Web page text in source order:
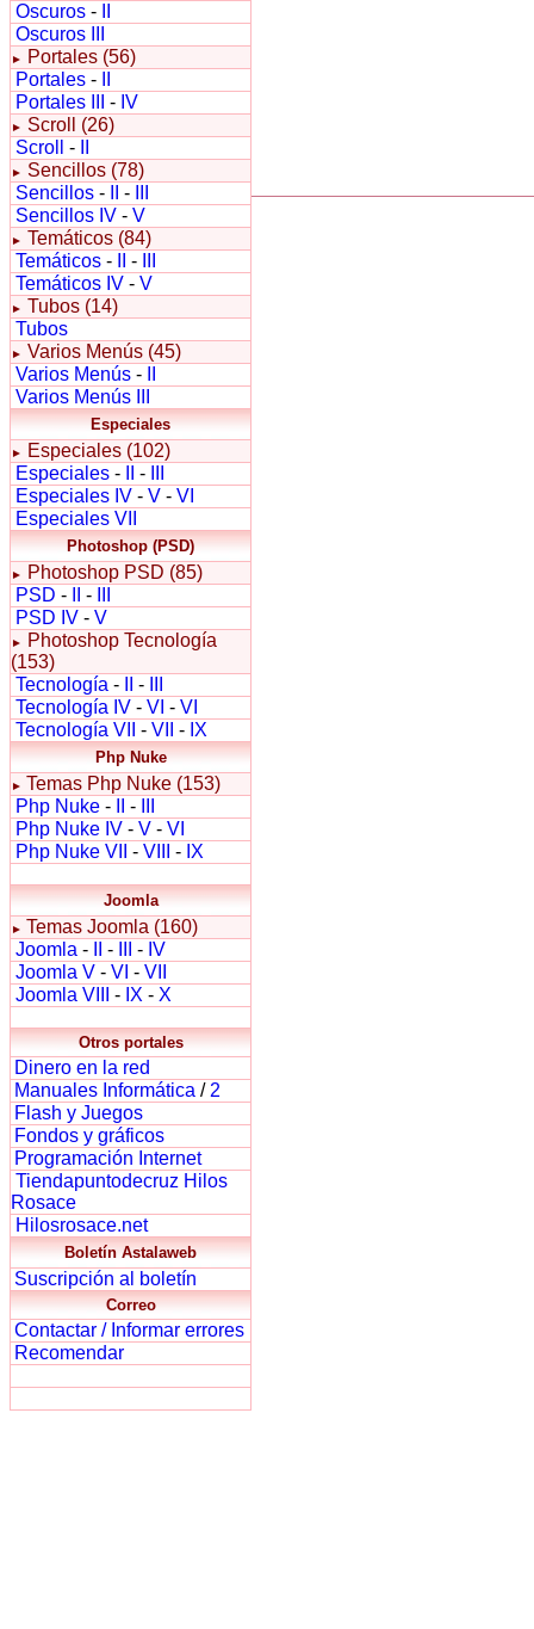
Oscuros -
Oscuros III
►
Portales (56)
Portales -
Portales III
- IV
►
Scroll (26)
Scroll
-
►
Sencillos (78)
Sencillos - -
Sencillos IV - V
► Temáticos (84)
Temáticos - -
Temáticos IV - V
► Tubos (14)
Tubos
► Varios Menús (45)
Varios Menús -
Varios Menús III
Especiales
►
Especiales (102)
Especiales - -
Especiales IV - V - VI
Especiales VII
Photoshop (PSD)
►
Photoshop PSD (85)
PSD - -
PSD IV - V
►
Photoshop Tecnología
(153)
Tecnología - -
Tecnología IV - VI - VI
Tecnología VII
- VII - IX
Php Nuke
► Temas Php Nuke (153)
Php Nuke - -
Php Nuke IV - V - VI
Php Nuke VII
- VIII - IX
Joomla
► Temas Joomla (160)
Joomla - - - IV
Joomla V - VI - VII
Joomla VIII
- IX - X
Otros portales
Dinero en la red
Manuales Informática / 2
Flash y Juegos
Fondos y gráficos
Programación Internet
Tiendapuntodecruz Hilos
Rosace
Hilosrosace.net
Boletín Astalaweb
Suscripción al boletín
Correo
Contactar / Informar errores
Recomendar